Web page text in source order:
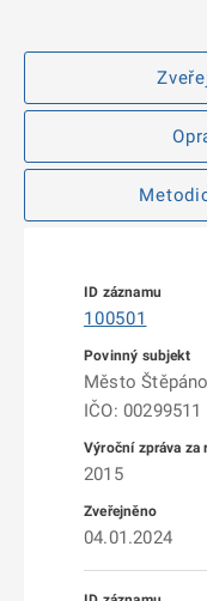
100501
Město
IČO: 00299511
2015
04.01.2024